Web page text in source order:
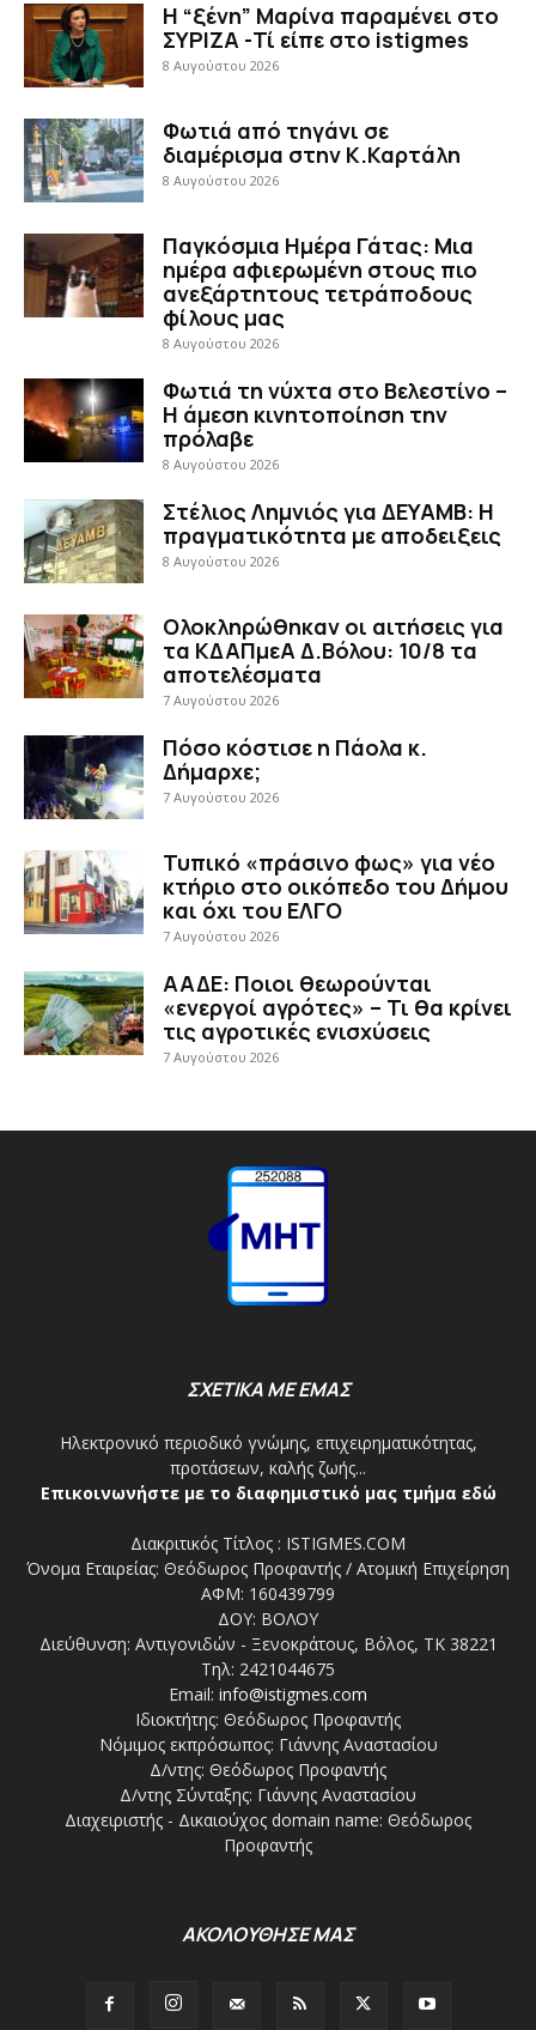
Η “ξένη” Μαρίνα παραμένει στο
ΣΥΡΙΖΑ -Τί είπε στο istigmes
8 Αυγούστου 2026
Φωτιά από τηγάνι σε
διαμέρισμα στην Κ.Καρτάλη
8 Αυγούστου 2026
Παγκόσμια Ημέρα Γάτας: Μια
ημέρα αφιερωμένη στους πιο
ανεξάρτητους τετράποδους
φίλους μας
8 Αυγούστου 2026
Φωτιά τη νύχτα στο Βελεστίνο –
Η άμεση κινητοποίηση την
πρόλαβε
8 Αυγούστου 2026
Στέλιος Λημνιός για ΔΕΥΑΜΒ: Η
πραγματικότητα με αποδειξεις
8 Αυγούστου 2026
Ολοκληρώθηκαν οι αιτήσεις για
τα ΚΔΑΠμεΑ Δ.Βόλου: 10/8 τα
αποτελέσματα
7 Αυγούστου 2026
Πόσο κόστισε η Πάολα κ.
Δήμαρχε;
7 Αυγούστου 2026
Τυπικό «πράσινο φως» για νέο
κτήριο στο οικόπεδο του Δήμου
και όχι του ΕΛΓΟ
7 Αυγούστου 2026
ΑΑΔΕ: Ποιοι θεωρούνται
«ενεργοί αγρότες» – Τι θα κρίνει
τις αγροτικές ενισχύσεις
7 Αυγούστου 2026
ΣΧΕΤΙΚΑ ΜΕ ΕΜΑΣ
Ηλεκτρονικό περιοδικό γνώμης, επιχειρηματικότητας,
προτάσεων, καλής ζωής...
Επικοινωνήστε με το διαφημιστικό μας τμήμα εδώ
Διακριτικός Τίτλος : ISTIGMES.COM
Όνομα Εταιρείας: Θεόδωρος Προφαντής / Ατομική Επιχείρηση
ΑΦΜ: 160439799
ΔΟΥ: ΒΟΛΟΥ
Διεύθυνση: Αντιγονιδών - Ξενοκράτους, Βόλος, ΤΚ 38221
Τηλ: 2421044675
Email: info@istigmes.com
Ιδιοκτήτης: Θεόδωρος Προφαντής
Νόμιμος εκπρόσωπος: Γιάννης Αναστασίου
Δ/ντης: Θεόδωρος Προφαντής
Δ/ντης Σύνταξης: Γιάννης Αναστασίου
Διαχειριστής - Δικαιούχος domain name: Θεόδωρος
Προφαντής
ΑΚΟΛΟΥΘΗΣΕ ΜΑΣ